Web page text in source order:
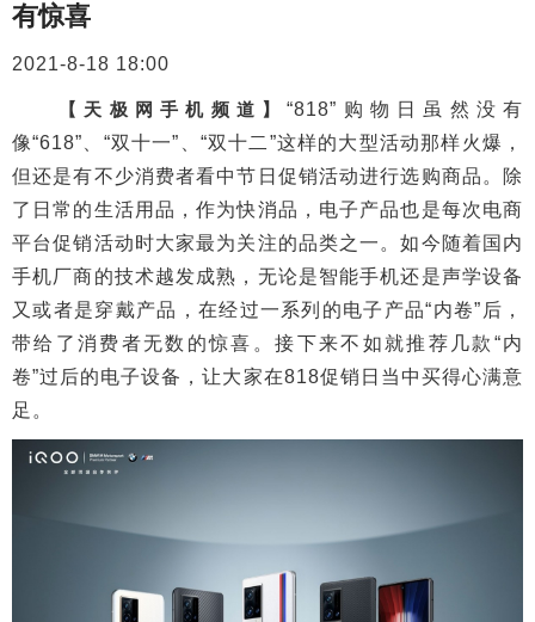
有惊喜
2021-8-18 18:00
【天极网手机频道】“818”购物日虽然没有
像“618”、“双十一”、“双十二”这样的大型活动那样火爆，
但还是有不少消费者看中节日促销活动进行选购商品。除
了日常的生活用品，作为快消品，电子产品也是每次电商
平台促销活动时大家最为关注的品类之一。如今随着国内
手机厂商的技术越发成熟，无论是智能手机还是声学设备
又或者是穿戴产品，在经过一系列的电子产品“内卷”后，
带给了消费者无数的惊喜。接下来不如就推荐几款“内
卷”过后的电子设备，让大家在818促销日当中买得心满意
足。